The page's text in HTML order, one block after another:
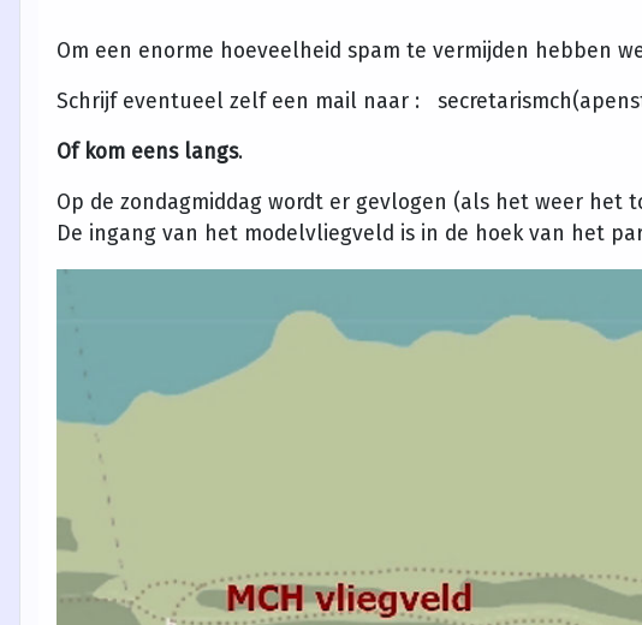
Om een enorme hoeveelheid spam te vermijden hebben
Schrijf eventueel zelf een mail naar :
Of kom eens langs.
Op de zondagmiddag wordt er gevlogen (als het weer het
De ingang van het modelvliegveld is in de hoek van het